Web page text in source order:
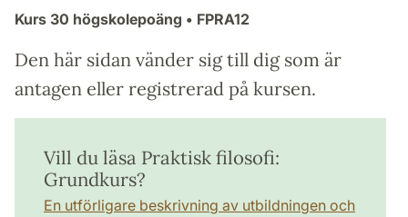
Kurs 30 högskolepoäng • FPRA12
Den här sidan vänder sig till dig som är
antagen eller registrerad på kursen.
Vill du läsa Praktisk filosofi:
Grundkurs?
En utförligare beskrivning av utbildningen och